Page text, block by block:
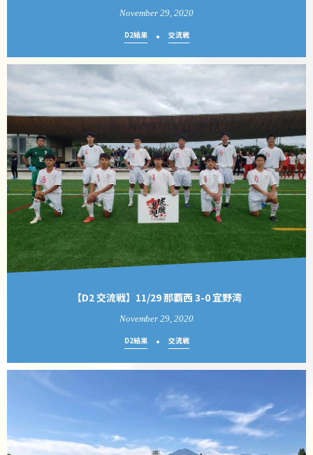
November 29, 2020
D2結果 交流戦
【D2 交流戦】11/29 那覇西 3-0 宜野湾
November 29, 2020
D2結果 交流戦